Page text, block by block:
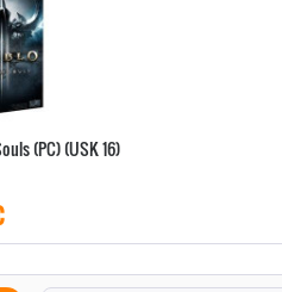
(PC) (USK 16)